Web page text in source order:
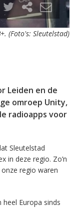
(Foto's: Sleutelstad)
Leiden en de
omroep Unity,
radioapps voor
Sleutelstad
in deze regio. Zo’n
regio waren
Europa sinds